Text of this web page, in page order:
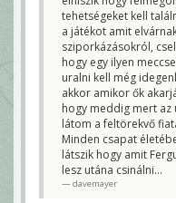
tehetségeket kell
a játékot amit
sziporkázásokról,
hogy egy ilyen
uralni kell még
akkor amikor ők
hogy meddig mert az
látom a feltörekvő
Minden csapat
látszik hogy amit
lesz utána csinálni...
davemayer